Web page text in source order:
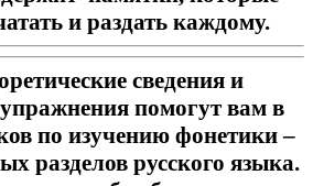
и раздать каждому.
сведения и
помогут вам в
по изучению фонетики –
разделов русского языка.